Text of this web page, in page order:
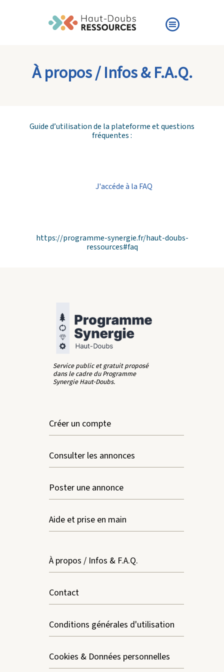
À propos / Infos & F.A.Q.
Guide d’utilisation de la plateforme et questions
fréquentes :
J'accéde à la FAQ
https://programme-synergie.fr/haut-doubs-
ressources#faq
Service public et gratuit proposé
dans le cadre du Programme
Synergie Haut-Doubs.
Créer un compte
Consulter les annonces
Poster une annonce
Aide et prise en main
À propos / Infos & F.A.Q.
Contact
Conditions générales d'utilisation
Cookies & Données personnelles